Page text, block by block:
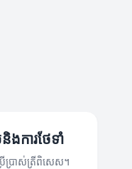
ងការថែទាំ
ើប្រាស់ត្រីពិសេស។